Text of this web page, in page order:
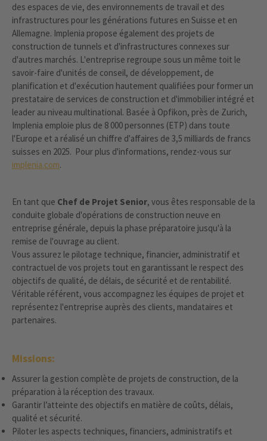
des espaces de vie, des environnements de travail et des
infrastructures pour les générations futures en Suisse et en
Allemagne. Implenia propose également des projets de
construction de tunnels et d'infrastructures connexes sur
d'autres marchés. L'entreprise regroupe sous un même toit le
savoir-faire d'unités de conseil, de développement, de
planification et d'exécution hautement qualifiées pour former un
prestataire de services de construction et d'immobilier intégré et
leader au niveau multinational. Basée à Opfikon, près de Zurich,
Implenia emploie plus de 8 000 personnes (ETP) dans toute
l'Europe et a réalisé un chiffre d'affaires de 3,5 milliards de francs
suisses en 2025. Pour plus d'informations, rendez-vous sur
implenia.com.
En tant que Chef de Projet Senior, vous êtes responsable de la
conduite globale d'opérations de construction neuve en
entreprise générale, depuis la phase préparatoire jusqu'à la
remise de l'ouvrage au client.
Vous assurez le pilotage technique, financier, administratif et
contractuel de vos projets tout en garantissant le respect des
objectifs de qualité, de délais, de sécurité et de rentabilité.
Véritable référent, vous accompagnez les équipes de projet et
représentez l'entreprise auprès des clients, mandataires et
partenaires.
Missions:
Assurer la gestion complète de projets de construction, de la
préparation à la réception des travaux.
Garantir l’atteinte des objectifs en matière de coûts, délais,
qualité et sécurité.
Piloter les aspects techniques, financiers, administratifs et